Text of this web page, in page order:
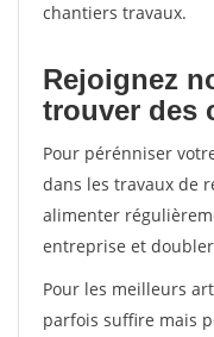
chantiers travaux.
Rejoignez
trouver des
Pour pérénniser
dans les travaux de
alimenter
entreprise et
Pour les meilleurs
parfois suffire mais